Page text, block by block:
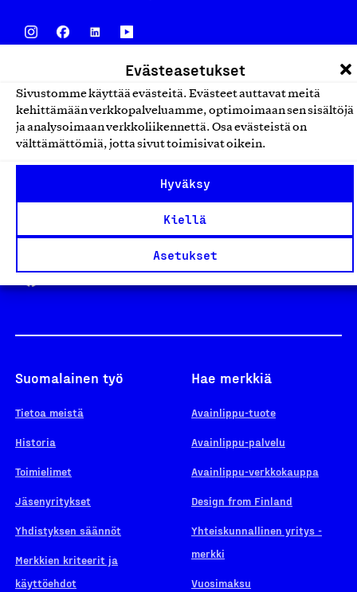
Evästeasetukset
Sivustomme käyttää evästeitä. Evästeet auttavat meitä
kehittämään verkkopalveluamme, optimoimaan sen sisältöjä
ja analysoimaan verkkoliikennettä. Osa evästeistä on
välttämättömiä, jotta sivut toimisivat oikein.
Hyväksy
Kiellä
Asetukset
Yhteiskunnallinen Yritys -merkki
Suomalainen työ
Tietoa meistä
Historia
Toimielimet
Jäsenyritykset
Yhdistyksen säännöt
Merkkien kriteerit ja
käyttöehdot
Hae merkkiä
Avainlippu-tuote
Avainlippu-palvelu
Avainlippu-verkkokauppa
Design from Finland
Yhteiskunnallinen yritys -
merkki
Vuosimaksu